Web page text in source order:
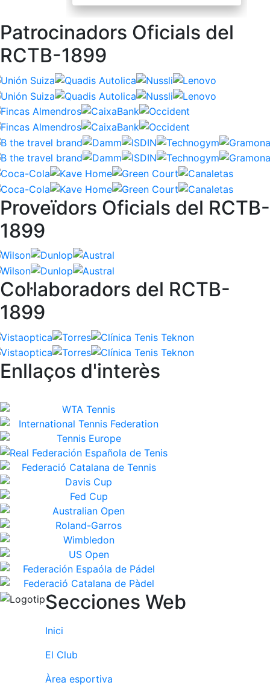
Patrocinadors Oficials del
RCTB-1899
Proveïdors Oficials del RCTB-
1899
Col·laboradors del RCTB-
1899
Enllaços d'interès
Secciones Web
Inici
El Club
Àrea esportiva